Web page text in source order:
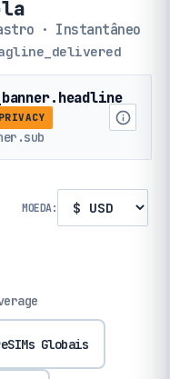
· Instantâneo
MOEDA:
eSIMs Globais